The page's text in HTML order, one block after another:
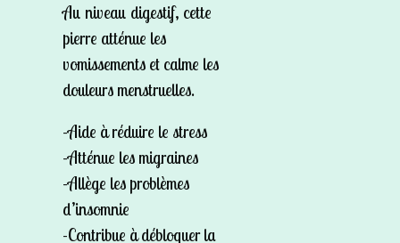
Au niveau digestif, cette
pierre atténue les
vomissements et calme les
douleurs menstruelles.
-Aide à réduire le stress
-Atténue les migraines
-Allège les problèmes
d’insomnie
-Contribue à débloquer la